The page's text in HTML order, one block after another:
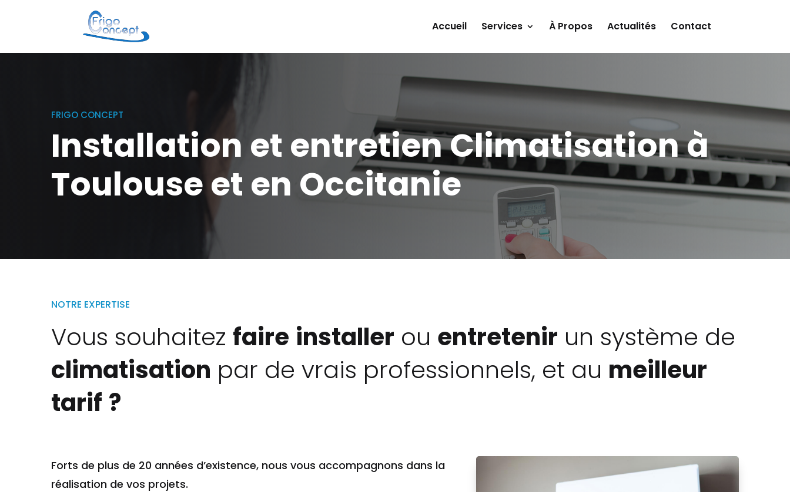
Accueil Services À Propos Actualités Contact
FRIGO CONCEPT
Installation et entretien Climatisation à
Toulouse et en Occitanie
NOTRE EXPERTISE
Vous souhaitez faire installer ou entretenir un système de
climatisation par de vrais professionnels, et au meilleur
tarif ?
Forts de plus de 20 années d’existence, nous vous accompagnons dans la
réalisation de vos projets.